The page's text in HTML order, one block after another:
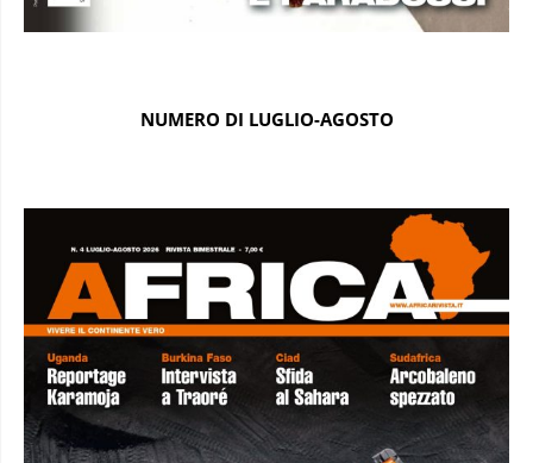
NUMERO DI LUGLIO-AGOSTO